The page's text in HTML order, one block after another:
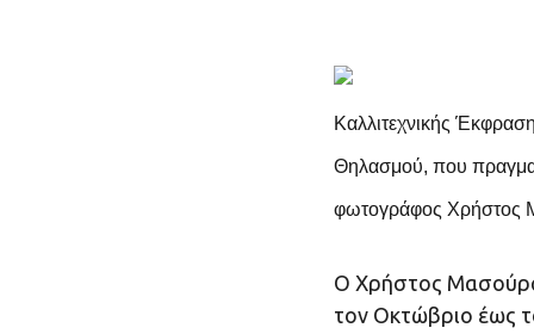
Καλλιτεχνικής
Θηλασμού, που
φωτογράφος Χρήστος
Ο Χρήστος
τον Οκτώβριο έως